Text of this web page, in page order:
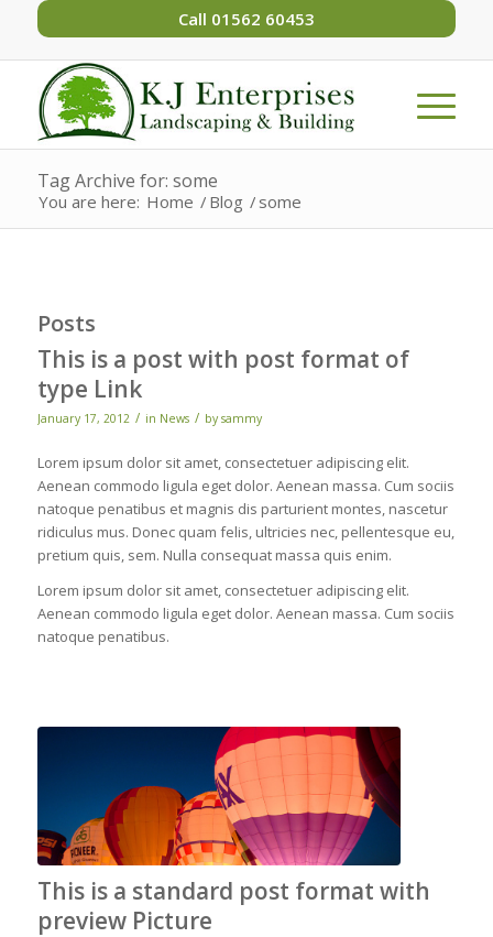
Call 01562 60453
Tag Archive for: some
You are here: Home / Blog / some
Posts
This is a post with post format of
type Link
January 17, 2012 / in News / by sammy
Lorem ipsum dolor sit amet, consectetuer adipiscing elit.
Aenean commodo ligula eget dolor. Aenean massa. Cum sociis
natoque penatibus et magnis dis parturient montes, nascetur
ridiculus mus. Donec quam felis, ultricies nec, pellentesque eu,
pretium quis, sem. Nulla consequat massa quis enim.
Lorem ipsum dolor sit amet, consectetuer adipiscing elit.
Aenean commodo ligula eget dolor. Aenean massa. Cum sociis
natoque penatibus.
This is a standard post format with
preview Picture